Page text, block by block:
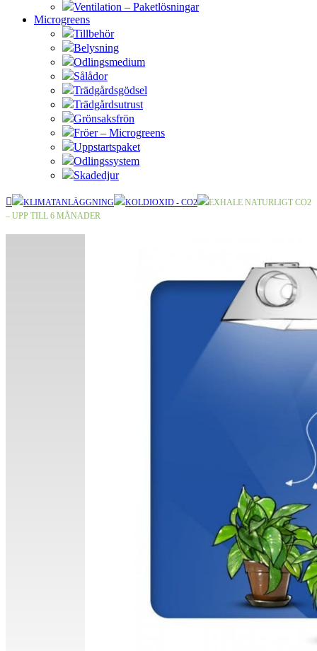
Ventilation – Paketlösningar
Microgreens
Tillbehör
Belysning
Odlingsmedium
Sålådor
Trädgårdsgödsel
Trädgårdsutrust
Grönsaksfrön
Fröer – Microgreens
Uppstartspaket
Odlingssystem
Skadedjur
KLIMATANLÄGGNING KOLDIOXID - CO2
EXHALE NATURLIGT CO2
– UPP TILL 6 MÅNADER